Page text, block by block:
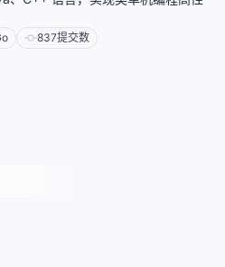
837提交数